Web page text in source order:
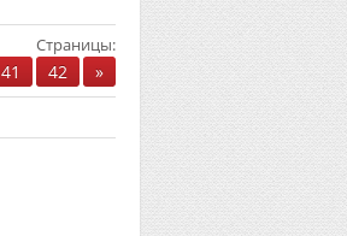
Страницы:
41 42 »